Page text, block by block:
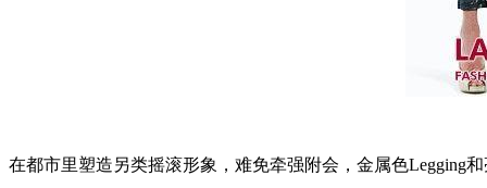
在都市里塑造另类摇滚形象，难免牵强附会，金属色Legging